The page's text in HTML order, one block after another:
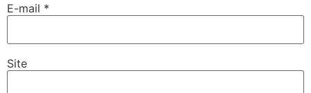
E-mail *
Site